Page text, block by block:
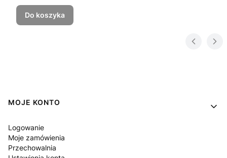
Do koszyka
Linki w stopce
MOJE KONTO
Logowanie
Moje zamówienia
Przechowalnia